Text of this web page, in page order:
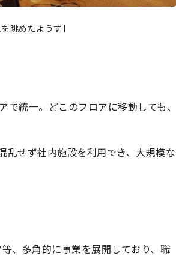
眺めたようす］
統一。どこのフロアに移動しても、
乱せず社内施設を利用でき、大規模な
、多角的に事業を展開しており、職